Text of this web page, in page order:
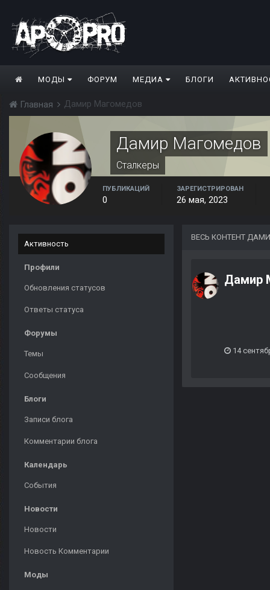
МОДЫ ФОРУМ МЕДИА БЛОГИ
Главная Дамир Магомедов
Дамир Магомедов
Сталкеры
ПУБЛИКАЦИЙ
0
ЗАРЕГИСТРИРОВАН
26 мая, 2023
Активность
Профили
Обновления статусов
Ответы статуса
Форумы
Темы
Сообщения
Блоги
Записи блога
Комментарии блога
Календарь
События
Новости
Новости
Новость Комментарии
Моды
ВЕСЬ КОНТЕНТ
Дамир
14